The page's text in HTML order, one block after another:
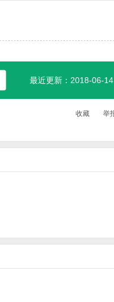
最近更新：2018-06-14
收藏 举